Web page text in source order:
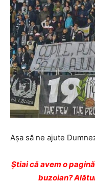
Aşa să ne ajute
Ştiai că avem o
buzoian?